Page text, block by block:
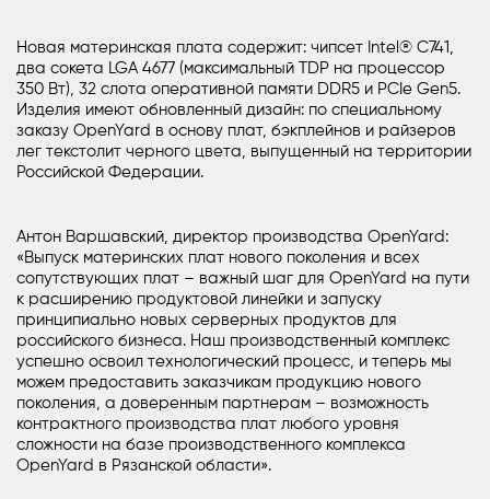
Новая материнская плата содержит: чипсет Intel® C741,
два сокета LGA 4677 (максимальный TDP на процессор
350 Вт), 32 слота оперативной памяти DDR5 и PCIe Gen5.
Изделия имеют обновленный дизайн: по специальному
заказу OpenYard в основу плат, бэкплейнов и райзеров
лег текстолит черного цвета, выпущенный на территории
Российской Федерации.
Антон Варшавский, директор производства OpenYard:
«Выпуск материнских плат нового поколения и всех
сопутствующих плат – важный шаг для OpenYard на пути
к расширению продуктовой линейки и запуску
принципиально новых серверных продуктов для
российского бизнеса. Наш производственный комплекс
успешно освоил технологический процесс, и теперь мы
можем предоставить заказчикам продукцию нового
поколения, а доверенным партнерам – возможность
контрактного производства плат любого уровня
сложности на базе производственного комплекса
OpenYard в Рязанской области».